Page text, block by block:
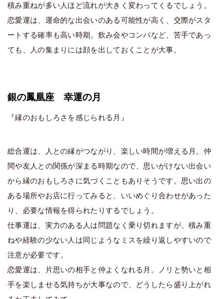
積み重ねが多い人ほど流れが大きく変わってくるでしょう。
恋愛運は、運命的な出会いのある可能性が高く、交際がスタ
ートする確率も高い時期。飲み会やコンパなど、苦手であっ
ても、人の集まりには顔を出しておくことが大事。
銀の鳳凰座 幸運の月
『縁のおもしろさを感じられる月』
総合運は、人との縁がつながり、楽しい時間が増える月。仲
間や友人との関係が深まる時期なので、思いがけない出会い
から縁のおもしろさに気づくこともありそうです。思い出の
ある場所やお店に行ってみると、いいめぐり合わせがあった
り、必要な情報を得られたりするでしょう。
仕事運は、実力のある人は問題なく乗り切れますが、積み重
ねや経験の少ない人は同じようなミスを繰り返しやすいので
注意が必要です。
恋愛運は、片思いの相手と仲よくなれる月。ノリと勢いと相
手を楽しませる気持ちが大事なので、どうしたら盛り上がれ